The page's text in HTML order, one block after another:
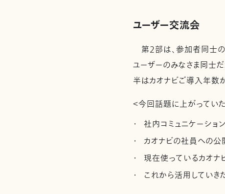
ユーザー交流会
第2部は、参加者同士の
ユーザーのみなさま同士
半はカオナビご導入年数
＜今回話題に上がってい
社内コミュニケーショ
カオナビの社員への
現在使っているカオナ
これから活用していき